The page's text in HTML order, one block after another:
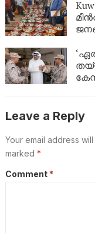
Leave a Reply
Your email address
marked *
Comment *